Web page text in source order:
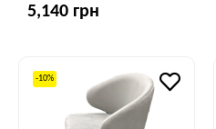
5,140 грн
-10%